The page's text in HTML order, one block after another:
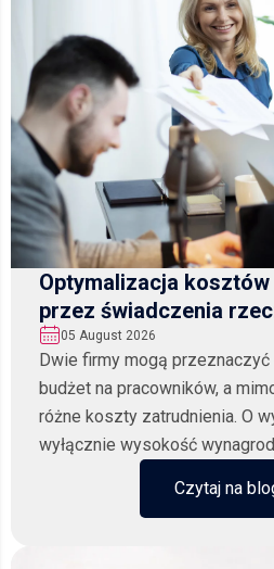
Optymalizacja
przez świadczenia
05 August 2026
Dwie firmy mogą przeznaczyć
budżet na pracowników, a
różne koszty zatrudnienia. O
wyłącznie wysokość
Czytaj na